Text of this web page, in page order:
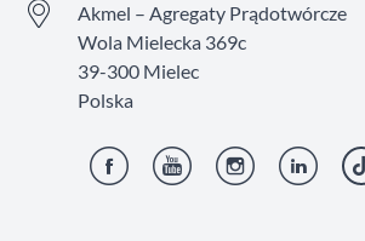
Akmel – Agregaty Prądotwórcze
Wola Mielecka 369c
39-300 Mielec
Polska